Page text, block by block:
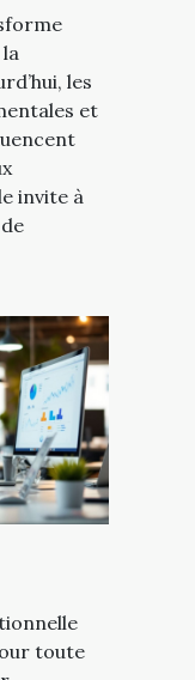
les
et
invite à
toute